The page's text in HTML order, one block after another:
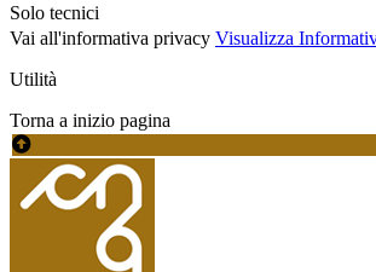
Solo tecnici
Vai all'informativa privacy Visualizza
Utilità
Torna a inizio pagina